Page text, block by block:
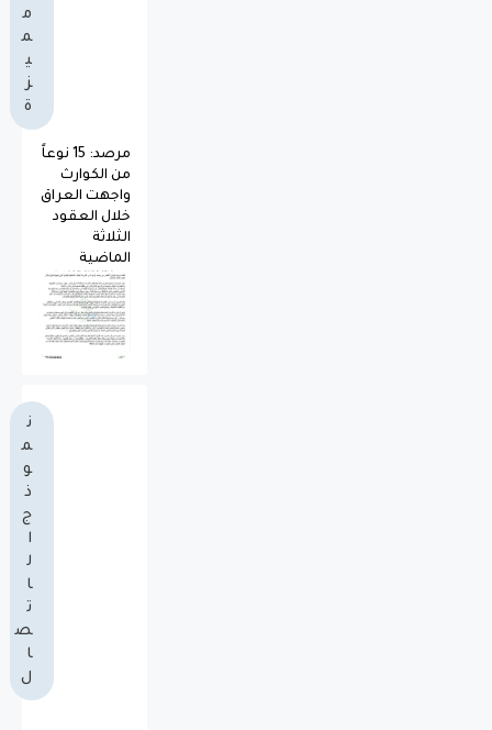
م
م
ي
ز
ة
مرصد: 15 نوعاً
من الكوارث
واجهت العراق
خلال العقود
الثلاثة
الماضية
ن
م
و
ذ
ج
ا
ل
ا
ت
ص
ا
ل